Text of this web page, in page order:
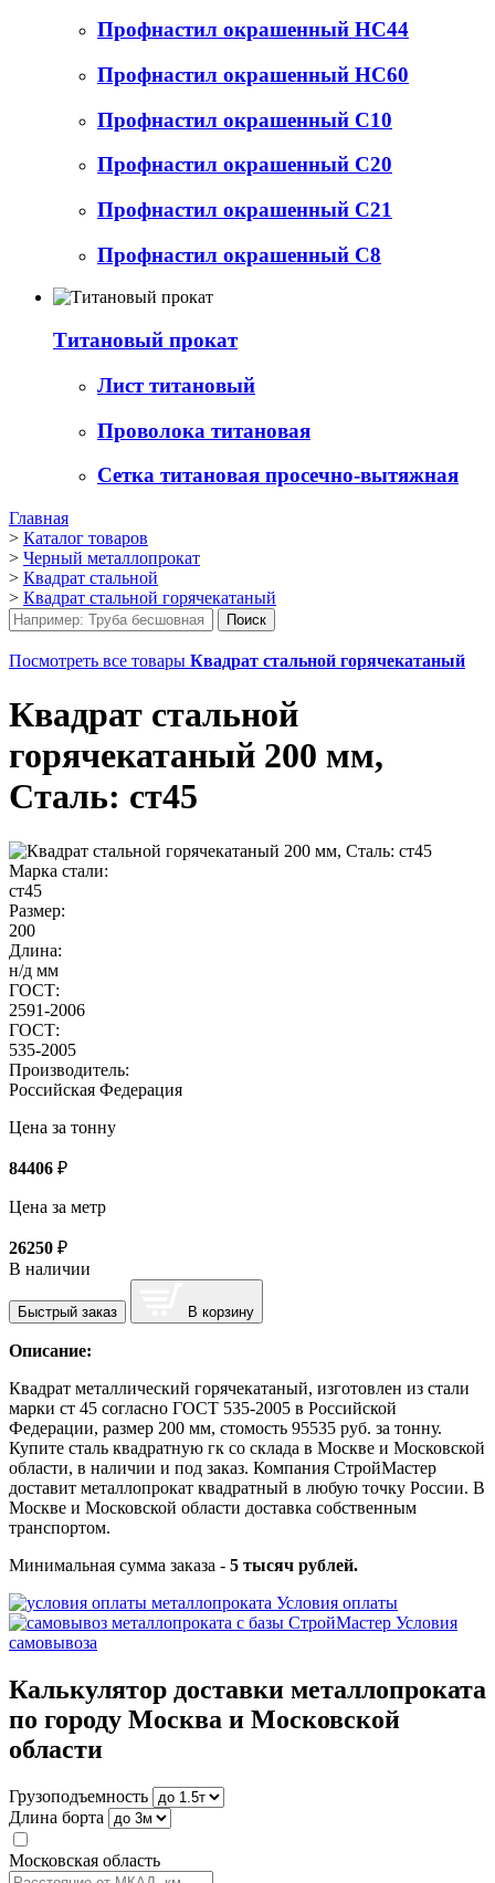
Профнастил окрашенный НС44
Профнастил окрашенный НС60
Профнастил окрашенный С10
Профнастил окрашенный С20
Профнастил окрашенный С21
Профнастил окрашенный С8
Титановый прокат
Лист титановый
Проволока титановая
Сетка титановая просечно-вытяжная
Главная
> Каталог товаров
> Черный металлопрокат
> Квадрат стальной
> Квадрат стальной горячекатаный
Посмотреть все товары Квадрат стальной горячекатаный
Квадрат стальной
горячекатаный 200 мм,
Сталь: ст45
Марка стали:
ст45
Размер:
200
Длина:
н/д мм
ГОСТ:
2591-2006
ГОСТ:
535-2005
Производитель:
Российская Федерация
Цена за тонну
84406 ₽
Цена за метр
26250 ₽
В наличии
Быстрый заказ В корзину
Описание:
Квадрат металлический горячекатаный, изготовлен из стали
марки ст 45 согласно ГОСТ 535-2005 в Российской
Федерации, размер 200 мм, стомость 95535 руб. за тонну.
Купите сталь квадратную гк со склада в Москве и Московской
области, в наличии и под заказ. Компания СтройМастер
доставит металлопрокат квадратный в любую точку России. В
Москве и Московской области доставка собственным
транспортом.
Минимальная сумма заказа - 5 тысяч рублей.
Условия оплаты
Условия
самовывоза
Калькулятор доставки металлопроката
по городу Москва и Московской
области
Грузоподъемность
Длина борта
Московская область